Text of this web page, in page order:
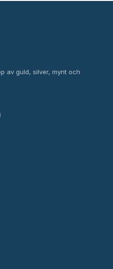
av guld, silver, mynt och